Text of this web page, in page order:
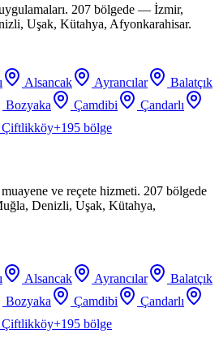
207 bölgede — İzmir,
Uşak, Kütahya, Afyonkarahisar.
Alsancak Ayrancılar
Balatçık
Bozyaka Çamdibi
Çandarlı
Çiftlikköy+195 bölge
ve reçete hizmeti. 207 bölgede
Denizli, Uşak, Kütahya,
Alsancak Ayrancılar
Balatçık
Bozyaka Çamdibi
Çandarlı
Çiftlikköy+195 bölge